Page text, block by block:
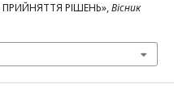
РІШЕНЬ»,Вісник